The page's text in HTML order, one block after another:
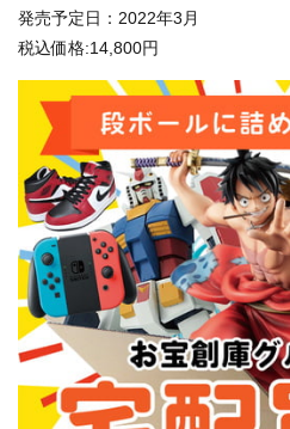
発売予定日：2022年3月
税込価格:14,800円